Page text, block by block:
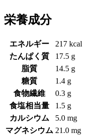
栄養成分
エネルギー
217 kcal
たんぱく質
17.5 g
脂質
14.5 g
糖質
1.4 g
食物繊維
0.3 g
食塩相当量
1.5 g
カルシウム
5.0 mg
マグネシウム 21.0 mg